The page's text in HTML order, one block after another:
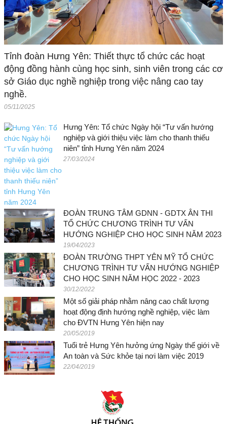
Tỉnh đoàn Hưng Yên: Thiết thực tổ chức các hoạt
động đồng hành cùng học sinh, sinh viên trong các cơ
sở Giáo dục nghề nghiệp trong việc nâng cao tay
nghề.
05/11/2025
Hưng Yên: Tổ chức Ngày hội “Tư vấn hướng
nghiệp và giới thiệu việc làm cho thanh thiếu
niên” tỉnh Hưng Yên năm 2024
27/03/2024
ĐOÀN TRUNG TÂM GDNN - GDTX ÂN THI
TỔ CHỨC CHƯƠNG TRÌNH TƯ VẤN
HƯỚNG NGHIỆP CHO HỌC SINH NĂM 2023
19/04/2023
ĐOÀN TRƯỜNG THPT YÊN MỸ TỔ CHỨC
CHƯƠNG TRÌNH TƯ VẤN HƯỚNG NGHIỆP
CHO HỌC SINH NĂM HỌC 2022 - 2023
30/12/2022
Một số giải pháp nhằm nâng cao chất lượng
hoạt động định hướng nghề nghiệp, việc làm
cho ĐVTN Hưng Yên hiện nay
20/05/2019
Tuổi trẻ Hưng Yên hưởng ứng Ngày thế giới về
An toàn và Sức khỏe tại nơi làm việc 2019
22/04/2019